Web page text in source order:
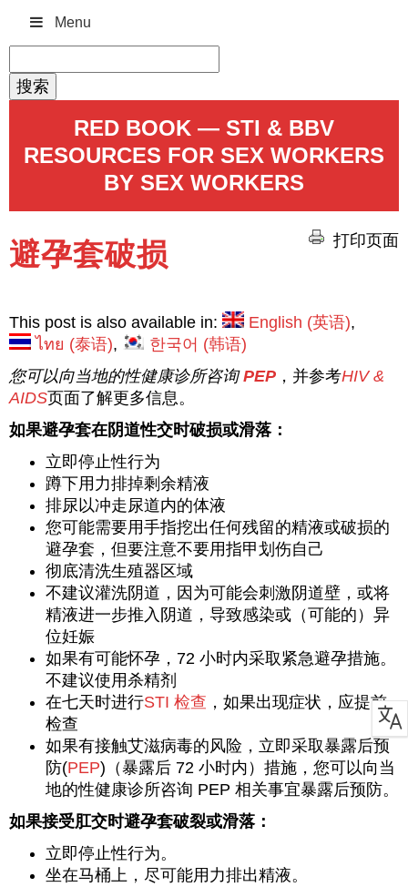
Menu
索：
RED BOOK — STI & BBV
RESOURCES FOR SEX WORKERS
BY SEX WORKERS
打印页面
避孕套破损
This post is also available in: English (英语)
ไทย (泰语) 한국어 (韩语)
您可以向当地的性健康诊所咨询 PEP ，并参考HIV &
AIDS页面了解更多信息。
如果避孕套在阴道性交时破损或滑落：
立即停止性行为
蹲下用力排掉剩余精液
排尿以冲走尿道内的体液
您可能需要用手指挖出任何残留的精液或破损的
避孕套，但要注意不要用指甲划伤自己
彻底清洗生殖器区域
不建议灌洗阴道，因为可能会刺激阴道壁，或将
精液进一步推入阴道，导致感染或（可能的）异
位妊娠
如果有可能怀孕，72 小时内采取紧急避孕措施。
不建议使用杀精剂
在七天时进行STI 检查 ，如果出现症状，应提前
检查
如果有接触艾滋病毒的风险，立即采取暴露后预
防(PEP)（暴露后 72 小时内）措施，您可以向当
地的性健康诊所咨询 PEP 相关事宜暴露后预防。
如果接受肛交时避孕套破裂或滑落：
立即停止性行为。
坐在马桶上，尽可能用力排出精液。